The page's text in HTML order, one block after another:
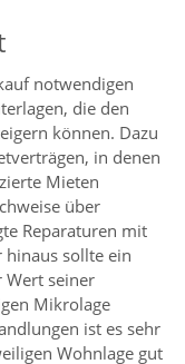
notwendigen
die den
können. Dazu
in denen
Mieten
über
Reparaturen mit
sollte ein
Wert seiner
Mikrolage
ist es sehr
Wohnlage gut